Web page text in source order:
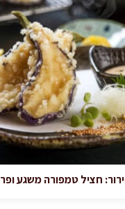
חציל טמפורה משגע